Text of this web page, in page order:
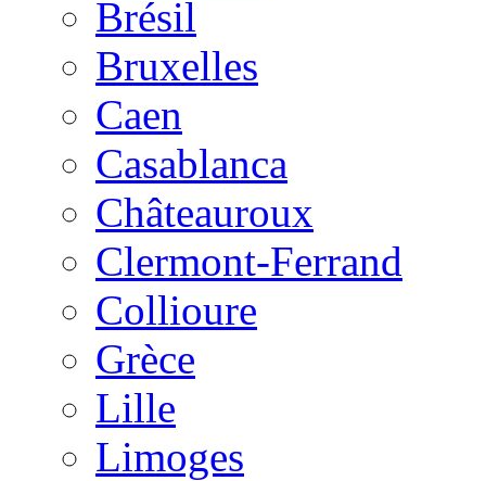
Brésil
Bruxelles
Caen
Casablanca
Châteauroux
Clermont-Ferrand
Collioure
Grèce
Lille
Limoges